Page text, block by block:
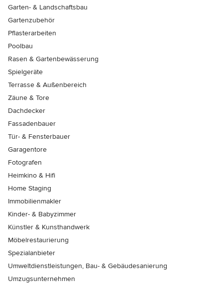
Garten- & Landschaftsbau
Gartenzubehör
Pflasterarbeiten
Poolbau
Rasen & Gartenbewässerung
Spielgeräte
Terrasse & Außenbereich
Zäune & Tore
Dachdecker
Fassadenbauer
Tür- & Fensterbauer
Garagentore
Fotografen
Heimkino & Hifi
Home Staging
Immobilienmakler
Kinder- & Babyzimmer
Künstler & Kunsthandwerk
Möbelrestaurierung
Spezialanbieter
Umweltdienstleistungen, Bau- & Gebäudesanierung
Umzugsunternehmen